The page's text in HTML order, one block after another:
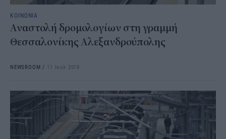
ΚΟΙΝΩΝΙΑ
Αναστολή δρομολογίων στη γραμμή
Θεσσαλονίκης Αλεξανδρούπολης
NEWSROOM / 11 Ιουλ 2019